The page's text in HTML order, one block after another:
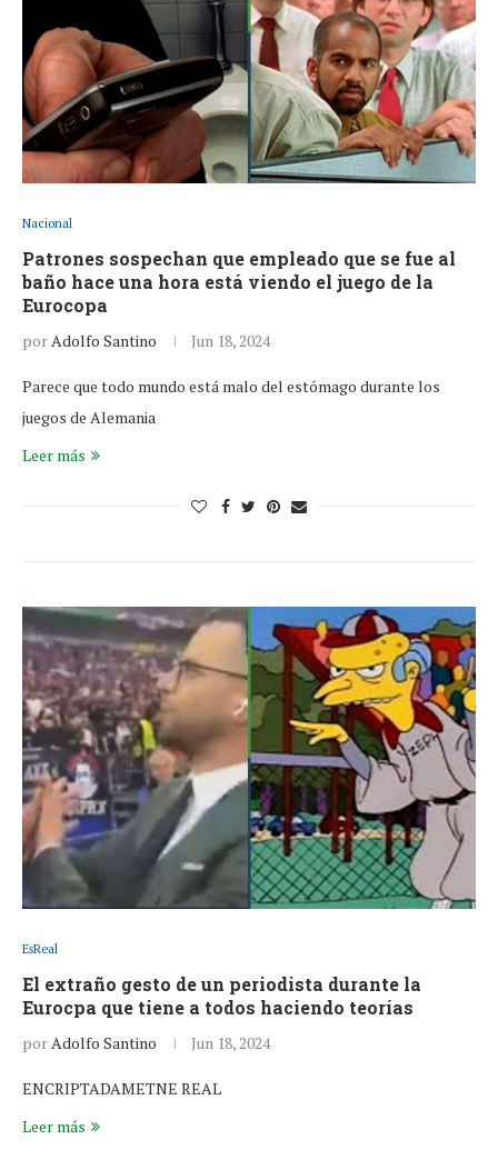
Nacional
Patrones sospechan que empleado que se fue al
baño hace una hora está viendo el juego de la
Eurocopa
porAdolfo Santino Jun 18, 2024
Parece que todo mundo está malo del estómago durante los
juegos de Alemania
Leer más
EsReal
El extraño gesto de un periodista durante la
Eurocpa que tiene a todos haciendo teorías
porAdolfo Santino Jun 18, 2024
ENCRIPTADAMETNE REAL
Leer más